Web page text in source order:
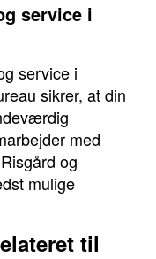
service i
service i
sikrer, at din
med
og
mulige
til